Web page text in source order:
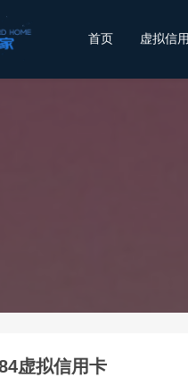
首页 虚拟信
虚拟信用卡